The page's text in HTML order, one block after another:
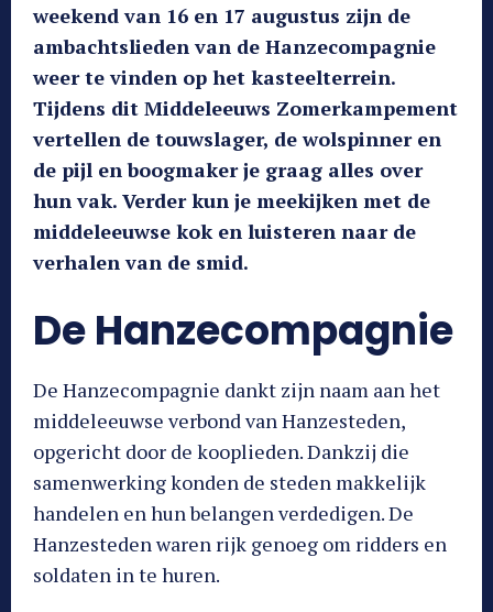
weekend van 16 en 17 augustus zijn de
ambachtslieden van de Hanzecompagnie
weer te vinden op het kasteelterrein.
Tijdens dit Middeleeuws Zomerkampement
vertellen de touwslager, de wolspinner en
de pijl en boogmaker je graag alles over
hun vak. Verder kun je meekijken met de
middeleeuwse kok en luisteren naar de
verhalen van de smid.
De Hanzecompagnie
De Hanzecompagnie dankt zijn naam aan het
middeleeuwse verbond van Hanzesteden,
opgericht door de kooplieden. Dankzij die
samenwerking konden de steden makkelijk
handelen en hun belangen verdedigen. De
Hanzesteden waren rijk genoeg om ridders en
soldaten in te huren.